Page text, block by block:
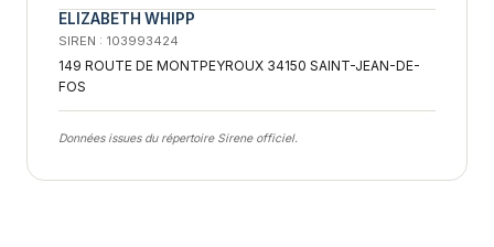
ELIZABETH WHIPP
SIREN : 103993424
149 ROUTE DE MONTPEYROUX 34150 SAINT-JEAN-DE-
FOS
Données issues du répertoire Sirene officiel.